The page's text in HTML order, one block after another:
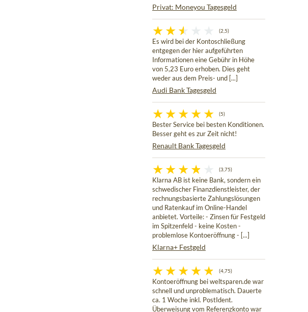
Privat: Moneyou Tagesgeld
(2,5)
Es wird bei der Kontoschließung
entgegen der hier aufgeführten
Informationen eine Gebühr in Höhe
von 5,23 Euro erhoben. Dies geht
weder aus dem Preis- und [...]
Audi Bank Tagesgeld
(5)
Bester Service bei besten Konditionen.
Besser geht es zur Zeit nicht!
Renault Bank Tagesgeld
(3,75)
Klarna AB ist keine Bank, sondern ein
schwedischer Finanzdienstleister, der
rechnungsbasierte Zahlungslösungen
und Ratenkauf im Online-Handel
anbietet. Vorteile: - Zinsen für Festgeld
im Spitzenfeld - keine Kosten -
problemlose Kontoeröffnung - [...]
Klarna+ Festgeld
(4,75)
Kontoeröffnung bei weltsparen.de war
schnell und unproblematisch. Dauerte
ca. 1 Woche inkl. PostIdent.
Überweisung vom Referenzkonto war